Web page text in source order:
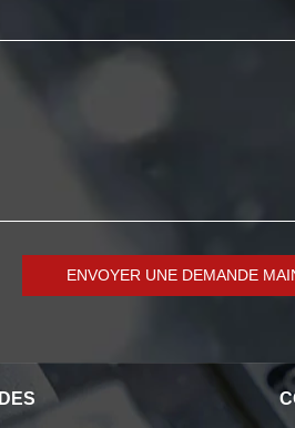
ENVOYER UNE DEMANDE